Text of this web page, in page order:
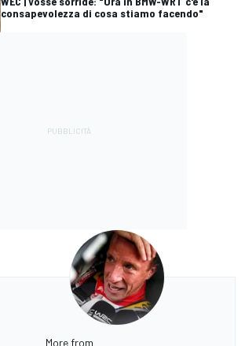
consapevolezza di cosa stiamo facendo"
More from